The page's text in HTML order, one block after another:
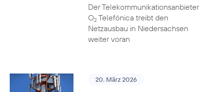
Der Telekommunikationsanbieter
O2Telefónica treibt den
Netzausbau in Niedersachsen
weiter voran
20. März 2026